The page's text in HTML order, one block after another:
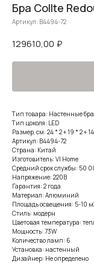
Бра Collte
Артикул: B4494-72
129610,00 ₽
Тип товара: Настенные бра
Тип цоколя: LED
Размер, см: 24 * 2 + 19 * 2 +
Артикул: B4494-72
Страна: Китай
Изготовитель: VI Home
Средний срок службы: 50
Напряжение: 220В
Гарантия: 2 года
Материал: Алюминий
Площадь освещения: 5-10
Стиль: модерн
Цветовая температура:
Мощность: 73W
Количество ламп: 6
Установка: настенный
Дизайнер: Не определено